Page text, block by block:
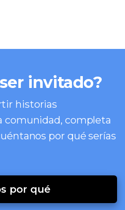
invitado?
historias
comunidad, completa
por qué serías
por qué